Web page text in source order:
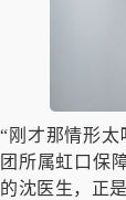
“刚才那情形
团所属虹口保
的沈医生，正